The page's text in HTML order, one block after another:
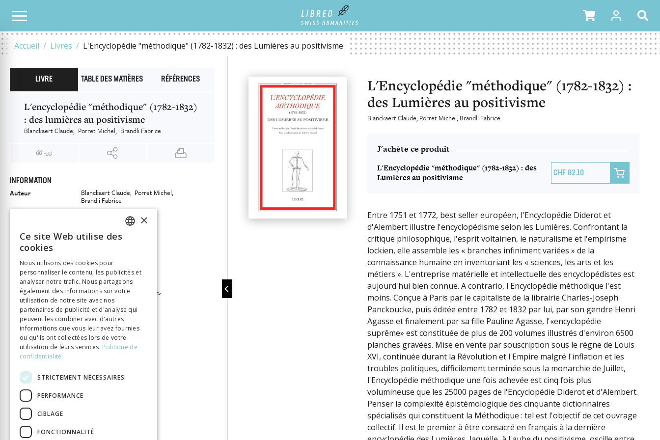
Accueil Livres L'Encyclopédie "méthodique" (1782-1832) : des Lumières au positivisme
NOTRE CATALOGUE
L'Encyclopédie "méthodique" (1782-1832) :
des Lumières au positivisme
Blanckaert Claude Porret Michel Brandli Fabrice
J'achète ce produit
L'Encyclopédie "méthodique" (1782-1832) : des
Lumières au positivisme
82.10 
Entre 1751 et 1772, best seller européen, l'Encyclopédie Diderot et
d'Alembert illustre l'encyclopédisme selon les Lumières. Confrontant la
critique philosophique, l'esprit voltairien, le naturalisme et l'empirisme
lockien, elle assemble les « branches infiniment variées » de la
connaissance humaine en inventoriant les « sciences, les arts et les
métiers ». L'entreprise matérielle et intellectuelle des encyclopédistes est
aujourd'hui bien connue. A contrario, l'Encyclopédie méthodique l'est
moins. Conçue à Paris par le capitaliste de la librairie Charles-Joseph
Panckoucke, puis éditée entre 1782 et 1832 par lui, par son gendre Henri
Agasse et finalement par sa fille Pauline Agasse, l'«encyclopédie
suprême» est constituée de plus de 200 volumes illustrés d'environ 6500
planches gravées. Mise en vente par souscription sous le règne de Louis
XVI, continuée durant la Révolution et l'Empire malgré l'inflation et les
troubles politiques, difficilement terminée sous la monarchie de Juillet,
l'Encyclopédie méthodique une fois achevée est cinq fois plus
volumineuse que les 25000 pages de l'Encyclopédie Diderot et d'Alembert.
Penser la complexité épistémologique des cinquante dictionnaires
spécialisés qui constituent la Méthodique : tel est l'objectif de cet ouvrage
collectif. Il est le premier à être consacré en français à la dernière
LIVRE TABLE DES MATIÈRES RÉFÉRENCES
L'encyclopédie "méthodique" (1782-1832)
: des lumières au positivisme
Blanckaert Claude Porret Michel Brandli Fabrice
INFORMATION
Auteur Blanckaert Claude Porret Michel
Brandli Fabrice
Langue
Français
Collection
Nombre de pages
832
Parution
1 janv. 2006
Thème
XVIIe-XVIIIe siècles, Lumières
Format
15,2 x 22,2
Type de livre
Ouvrage collectif
ITALIAN
×
Ce site Web utilise des
cookies
Nous utilisons des cookies pour
personnaliser le contenu, les publicités et
analyser notre trafic. Nous partageons
également des informations sur votre
utilisation de notre site avec nos
partenaires de publicité et d'analyse qui
peuvent les combiner avec d'autres
informations que vous leur avez fournies
ou qu'ils ont collectées lors de votre
utilisation de leurs services. Politique de
confidentialité
STRICTEMENT NÉCESSAIRES
PERFORMANCE
CIBLAGE
FONCTIONNALITÉ